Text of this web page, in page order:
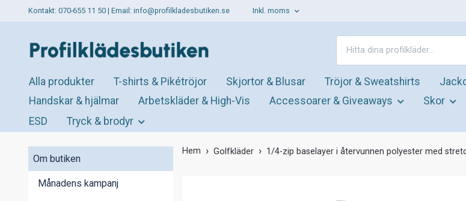
Kontakt: 070-655 11 50 | Email: info@profilkladesbutiken.se Inkl. moms
Alla produkter T-shirts & Pikétröjor Skjortor & Blusar Tröjor & Sweatshirts
Handskar & hjälmar
Arbetskläder & High-Vis Accessoarer & Giveaways Skor
ESD
Tryck & brodyr
Om butiken
Månadens kampanj
Hem Golfkläder 1/4-zip baselayer i återvunnen polyester med